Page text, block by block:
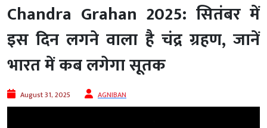
Chandra Grahan 2025: सितंबर में
इस दिन लगने वाला है चंद्र ग्रहण, जानें
भारत में कब लगेगा सूतक
August 31, 2025 AGNIBAN